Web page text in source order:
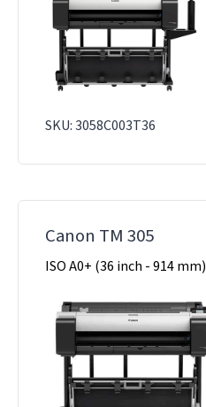
SKU: 3058C003T36
Canon TM 305
ISO A0+ (36 inch - 914 mm)